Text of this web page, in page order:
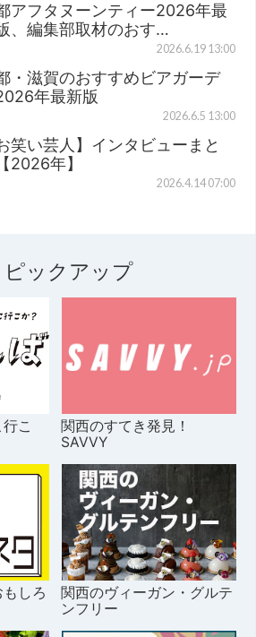
アフタヌーンティー2026年最
、編集部取材のおす…
2026.6.19 13:00
・滋賀のおすすめビアガーデ
年最新版
2026.6.5 13:00
お笑い芸人】インタビューまと
2026年】
2026.4.14 07:00
ピックアップ
こ
関西のすてき発見！
SAVVY
しろ
関西のヴィーガン・グルテ
ンフリー